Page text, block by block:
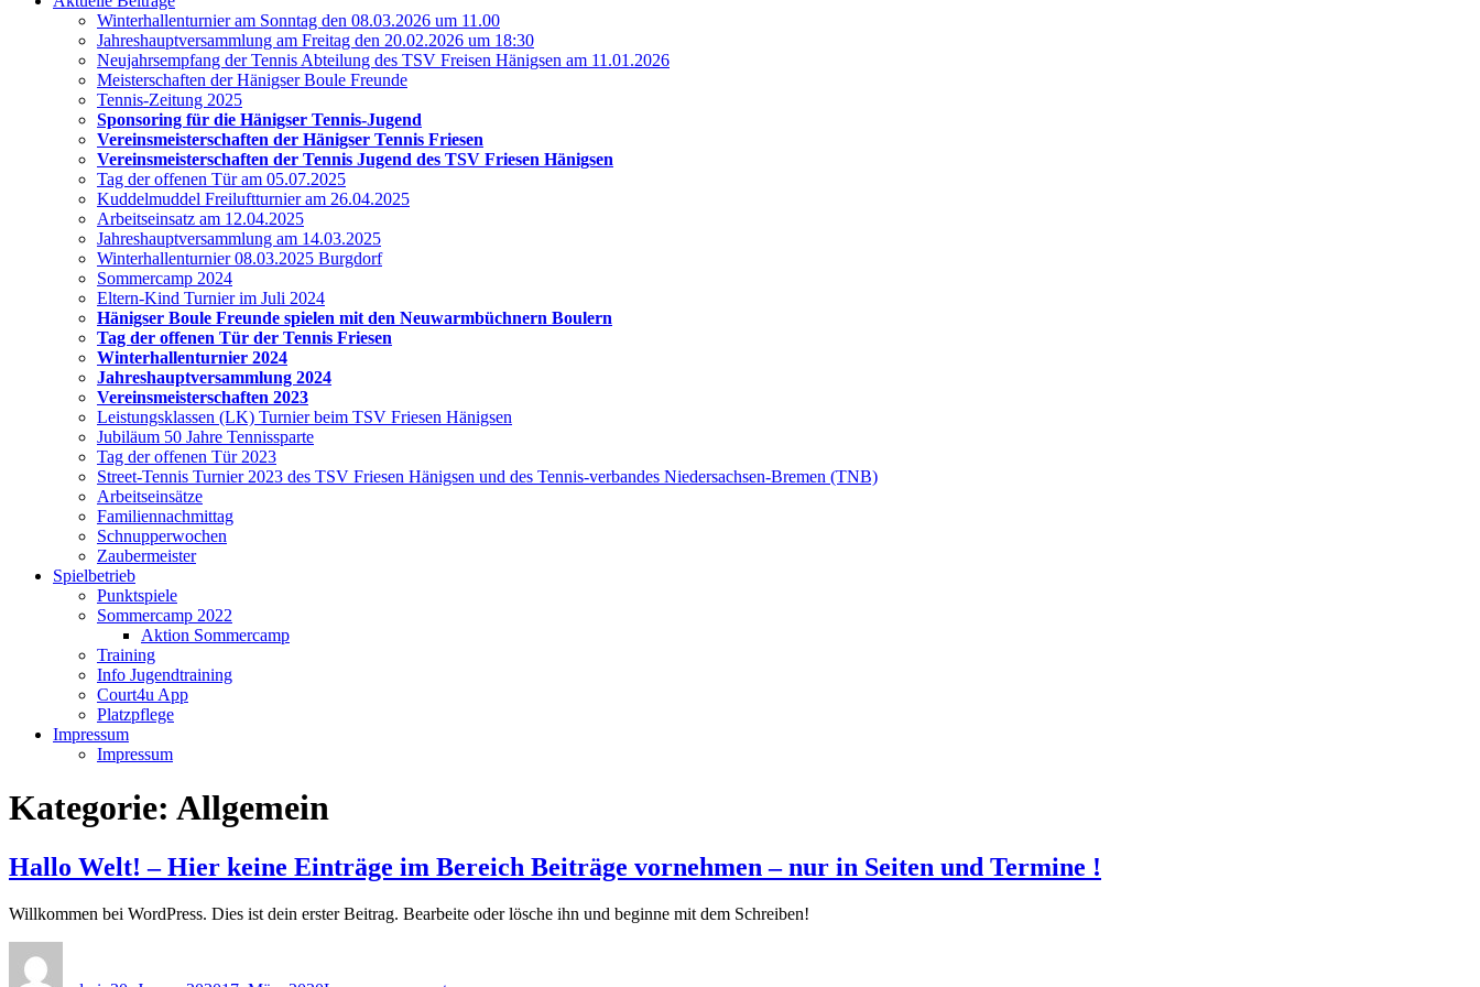
Winterhallenturnier am Sonntag den 08.03.2026 um 11.00
Jahreshauptversammlung am Freitag den 20.02.2026 um 18:30
Neujahrsempfang der Tennis Abteilung des TSV Freisen Hänigsen am 11.01.2026
Meisterschaften der Hänigser Boule Freunde
Tennis-Zeitung 2025
Sponsoring für die Hänigser Tennis-Jugend
Vereinsmeisterschaften der Hänigser Tennis Friesen
Vereinsmeisterschaften der Tennis Jugend des TSV Friesen Hänigsen
Tag der offenen Tür am 05.07.2025
Kuddelmuddel Freiluftturnier am 26.04.2025
Arbeitseinsatz am 12.04.2025
Jahreshauptversammlung am 14.03.2025
Winterhallenturnier 08.03.2025 Burgdorf
Sommercamp 2024
Eltern-Kind Turnier im Juli 2024
Hänigser Boule Freunde spielen mit den Neuwarmbüchnern Boulern
Tag der offenen Tür der Tennis Friesen
Winterhallenturnier 2024
Jahreshauptversammlung 2024
Vereinsmeisterschaften 2023
Leistungsklassen (LK) Turnier beim TSV Friesen Hänigsen
Jubiläum 50 Jahre Tennissparte
Tag der offenen Tür 2023
Street-Tennis Turnier 2023 des TSV Friesen Hänigsen und des Tennis-verbandes Niedersachsen-Bremen (TNB)
Arbeitseinsätze
Familiennachmittag
Schnupperwochen
Zaubermeister
Spielbetrieb
Punktspiele
Sommercamp 2022
Aktion Sommercamp
Training
Info Jugendtraining
Court4u App
Platzpflege
Impressum
Impressum
Kategorie: Allgemein
Hallo Welt! – Hier keine Einträge im Bereich Beiträge vornehmen – nur in Seiten und Termine !
Willkommen bei WordPress. Dies ist dein erster Beitrag. Bearbeite oder lösche ihn und beginne mit dem Schreiben!